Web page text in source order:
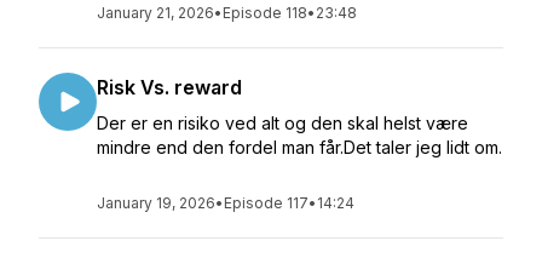
January 21, 2026• Episode 118• 23:48
Risk Vs. reward
Der er en risiko ved alt og den skal helst være
mindre end den fordel man får.Det taler jeg lidt om.
January 19, 2026• Episode 117• 14:24